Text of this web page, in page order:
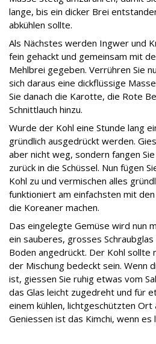
lange, bis ein dicker Brei
abkühlen sollte.
Als Nächstes werden Ingwer und
fein gehackt und gemeinsam mit
Mehlbrei gegeben. Verrühren Sie
sich daraus eine dickflüssige
Sie danach die Karotte, die Rote
Schnittlauch hinzu.
Wurde der Kohl eine Stunde lang
gründlich ausgedrückt werden.
aber nicht weg, sondern fangen
zurück in die Schüssel. Nun fügen
Kohl zu und vermischen alles
funktioniert am einfachsten mit
die Koreaner machen.
Das eingelegte Gemüse wird nun
ein sauberes, grosses
Boden angedrückt. Der Kohl sollte
der Mischung bedeckt sein. Wenn
ist, giessen Sie ruhig etwas vom
das Glas leicht zugedreht und für
einem kühlen, lichtgeschützten
Geniessen ist das Kimchi, wenn es